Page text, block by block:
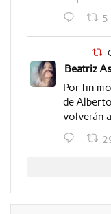
5
Beatriz
Por fin
de
volverán